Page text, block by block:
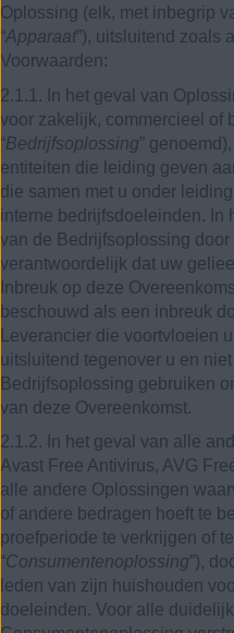
Oplossing (elk, met inbegrip
“Apparaat”), uitsluitend zoals
Voorwaarden:
2.1.1. In het geval van
voor zakelijk, commercieel of
“Bedrijfsoplossing”
entiteiten die leiding geven
die samen met u onder
interne bedrijfsdoeleinden. In
van de Bedrijfsoplossing
verantwoordelijk dat uw
Inbreuk op deze
beschouwd als een inbreuk
Leverancier die voortvloeien
uitsluitend tegenover u en
Bedrijfsoplossing gebruiken
van deze Overeenkomst.
2.1.2. In het geval van alle
Avast Free Antivirus, AVG
alle andere Oplossingen
of andere bedragen hoeft te
proefperiode te verkrijgen of
“Consumentenoplossing”),
leden van zijn huishouden
doeleinden. Voor alle